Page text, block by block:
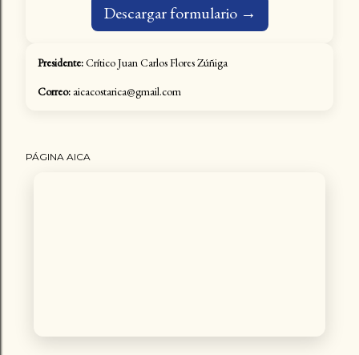
Descargar formulario →
Presidente:Crítico Juan Carlos Flores Zúñiga
Correo: aicacostarica@gmail.com
PÁGINA AICA